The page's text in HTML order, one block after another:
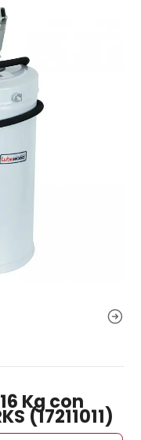
Kg con
(17211011)